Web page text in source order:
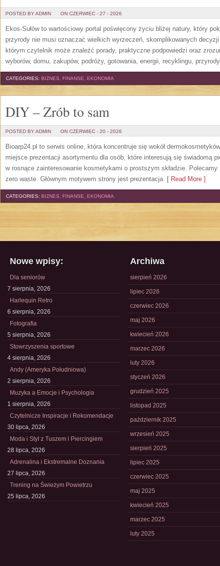
POSTED BY ADMIN ON CZERWIEC - 27 - 2026
Ekos-Sułów to wartościowy portal poświęcony życiu bliżej natury, który
przyrody nie musi oznaczać wielkich wyrzeczeń, skomplikowanych
którym czytelnik może znaleźć porady, praktyczne podpowiedzi oraz
wyborów, domu, zakupów, podróży, gotowania, energii, recyklingu,
CATEGORIES: BIZNES, FINANSE, EKONOMIA
DIY – Zrób to sam
POSTED BY ADMIN ON CZERWIEC - 20 - 2026
Bioarp24.pl to serwis online, która koncentruje się wokół
miejsce prezentacji asortymentu dla osób, które interesują się świadomą
w rosnące zainteresowanie kosmetykami o prostszym składzie. Polecamy
zero waste. Głównym motywem strony jest prezentacja[ Read More ]
CATEGORIES: BIZNES, FINANSE, EKONOMIA
Nowe wpisy:
Dla seniorów
7 sierpnia, 2026
Harlequin Retro
6 sierpnia, 2026
Fotografia
5 sierpnia, 2026
Stowrzyszenia sportowe
4 sierpnia, 2026
Andy (Ameryka Południowa)
2 sierpnia, 2026
Muzyka a Emocje i Psychologia
1 sierpnia, 2026
Czytelnicze Inspiracje i Rekomendacje
30 lipca, 2026
Moda i Styl z Tuszem i Piercingiem
28 lipca, 2026
Adrenalina i Ekstremalne Doznania
27 lipca, 2026
Trening na Świeżym Powietrzu
25 lipca, 2026
Archiwa
sierpień 2026
lipiec 2026
czerwiec 2026
maj 2026
kwiecień 2026
marzec 2026
luty 2026
styczeń 2026
grudzień 2025
listopad 2025
październik 2025
wrzesień 2025
sierpień 2025
lipiec 2025
czerwiec 2025
maj 2025
kwiecień 2025
marzec 2025
luty 2025